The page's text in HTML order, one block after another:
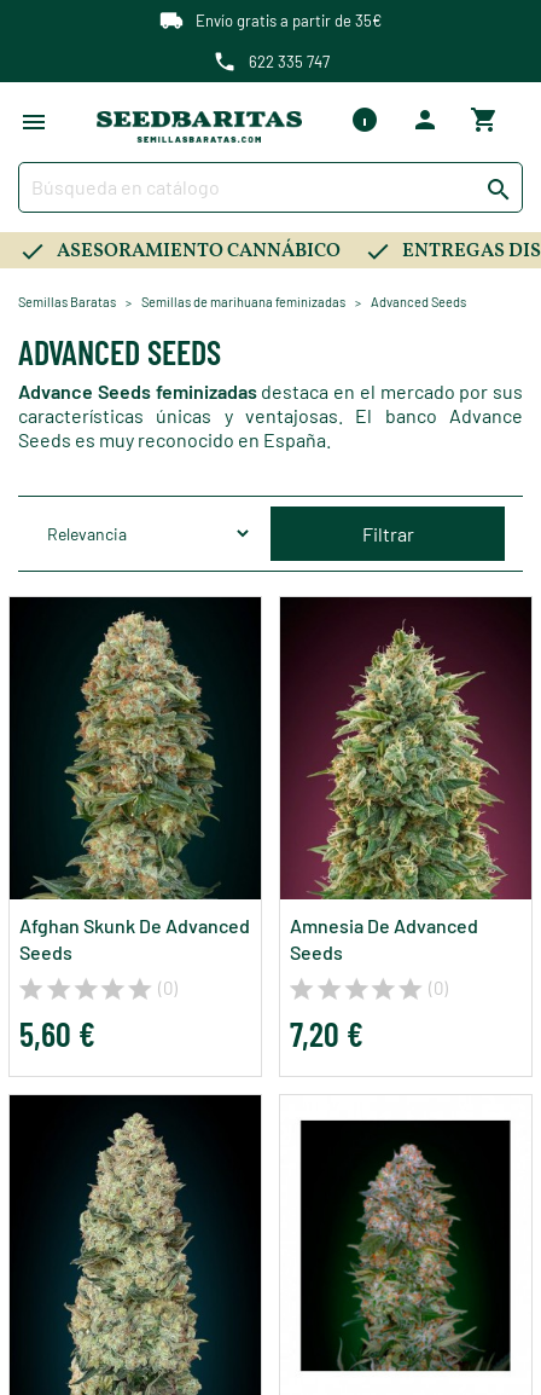
Envío gratis a partir de 35€
622 335 747

ASESORAMIENTO CANNÁBICO ENTREGAS
Semillas Baratas Semillas de marihuana feminizadas Advanced Seeds
ADVANCED SEEDS
Advance Seeds feminizadasdestaca en el mercado por sus
características únicas y ventajosas. El banco Advance
Seeds es muy reconocido en España.
Filtrar
Afghan Skunk De Advanced
Seeds
(0)
5,60 €
Amnesia De Advanced
Seeds
(0)
7,20 €